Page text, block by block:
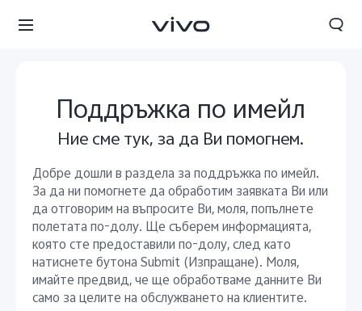
Bulgaria | Изберете държава/регион
Поддръжка по имейл
Ние сме тук, за да Ви помогнем.
Добре дошли в раздела за поддръжка по имейл.
За да ни помогнете да обработим заявката Ви или
да отговорим на въпросите Ви, моля, попълнете
полетата по-долу. Ще съберем информацията,
която сте предоставили по-долу, след като
натиснете бутона Submit (Изпращане). Моля,
имайте предвид, че ще обработваме данните Ви
само за целите на обслужването на клиентите.